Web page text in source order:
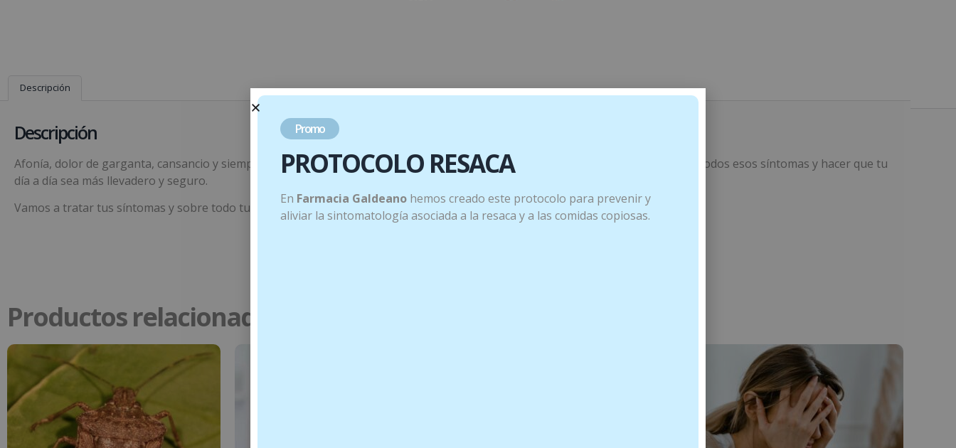
Descripción
Descripción
Afonía, dolor de garganta, cansancio y siempre resfriado en esta época por tu trabajo?? Hemos creado un protocolo para aliviar todos esos síntomas y hacer que tu
día a día sea más llevadero y seguro.
Vamos a tratar tus síntomas y sobre todo tu ambiente!!
Productos relacionados
Promo
PROTOCOLO RESACA
En Farmacia Galdeano hemos creado este protocolo para prevenir y
aliviar la sintomatología asociada a la resaca y a las comidas copiosas.